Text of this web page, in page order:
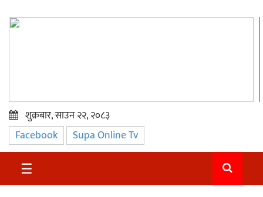
प्रमुख
समाचार
सुदुर
शुक्रबार, साउन २२, २०८३
Facebook Supa Online Tv
☰